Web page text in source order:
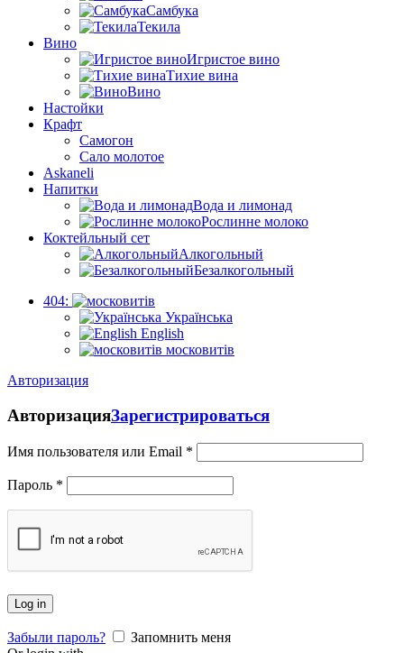
Самбука
Текила
Вино
Игристое вино
Тихие вина
Вино
Настойки
Крафт
Самогон
Сало молотое
Askaneli
Напитки
Вода и лимонад
Рослинне молоко
Коктейльный сет
Алкогольный
Безалкогольный
404:
Українська
English
московитів
Авторизация
АвторизацияЗарегистрироваться
Имя пользователя или Email *
Пароль *
Log in
Забыли пароль?
Запомнить меня